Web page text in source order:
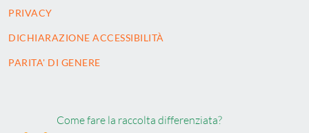
PRIVACY
DICHIARAZIONE ACCESSIBILITÀ
PARITA' DI GENERE
Come fare la raccolta differenziata?